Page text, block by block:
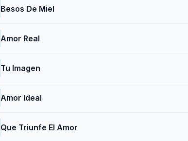
Besos De Miel
Amor Real
Tu Imagen
Amor Ideal
Que Triunfe El Amor